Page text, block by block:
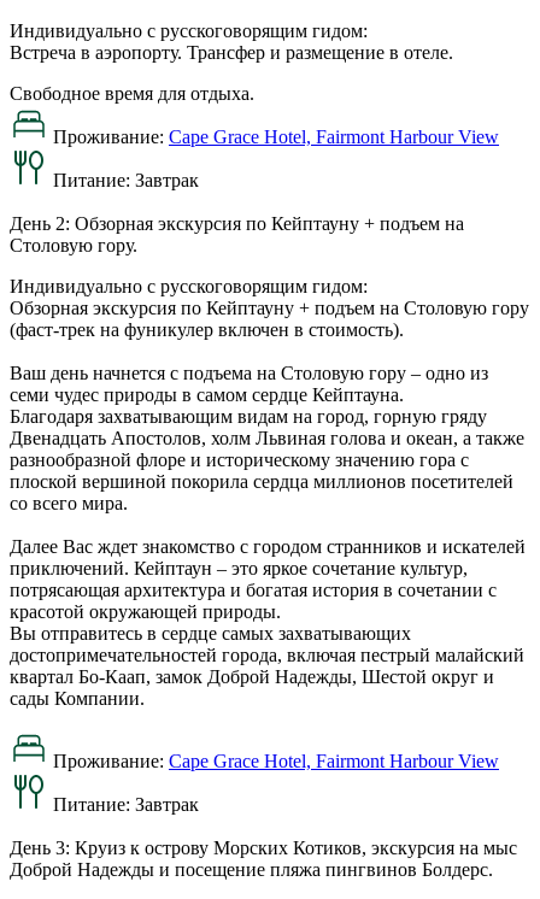
Индивидуально с русскоговорящим гидом:
Встреча в аэропорту. Трансфер и размещение в отеле.
Свободное время для отдыха.
Проживание: Cape Grace Hotel, Fairmont Harbour View
Питание: Завтрак
День 2: Обзорная экскурсия по Кейптауну + подъем на
Столовую гору.
Индивидуально с русскоговорящим гидом:
Обзорная экскурсия по Кейптауну + подъем на Столовую гору
(фаст-трек на фуникулер включен в стоимость).
Ваш день начнется с подъема на Столовую гору – одно из
семи чудес природы в самом сердце Кейптауна.
Благодаря захватывающим видам на город, горную гряду
Двенадцать Апостолов, холм Львиная голова и океан, а также
разнообразной флоре и историческому значению гора с
плоской вершиной покорила сердца миллионов посетителей
со всего мира.
Далее Вас ждет знакомство с городом странников и искателей
приключений. Кейптаун – это яркое сочетание культур,
потрясающая архитектура и богатая история в сочетании с
красотой окружающей природы.
Вы отправитесь в сердце самых захватывающих
достопримечательностей города, включая пестрый малайский
квартал Бо-Каап, замок Доброй Надежды, Шестой округ и
сады Компании.
Проживание: Cape Grace Hotel, Fairmont Harbour View
Питание: Завтрак
День 3: Круиз к острову Морских Котиков, экскурсия на мыс
Доброй Надежды и посещение пляжа пингвинов Болдерс.